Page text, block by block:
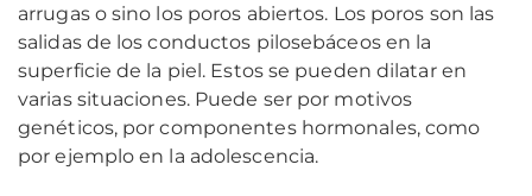
arrugas o sino los poros abiertos. Los poros son las
salidas de los conductos pilosebáceos en la
superficie de la piel. Estos se pueden dilatar en
varias situaciones. Puede ser por motivos
genéticos, por componentes hormonales, como
por ejemplo en la adolescencia.